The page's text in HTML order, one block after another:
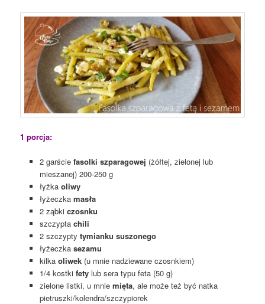
1 porcja:
2 garście fasolki szparagowej (żółtej, zielonej lub
mieszanej) 200-250 g
łyżka oliwy
łyżeczka masła
2 ząbki czosnku
szczypta chili
2 szczypty tymianku suszonego
łyżeczka sezamu
kilka oliwek(u mnie nadziewane czosnkiem)
1/4 kostki fetylub sera typu feta (50 g)
zielone listki, u mnie mięta, ale może też być natka
pietruszki/kolendra/szczypiorek